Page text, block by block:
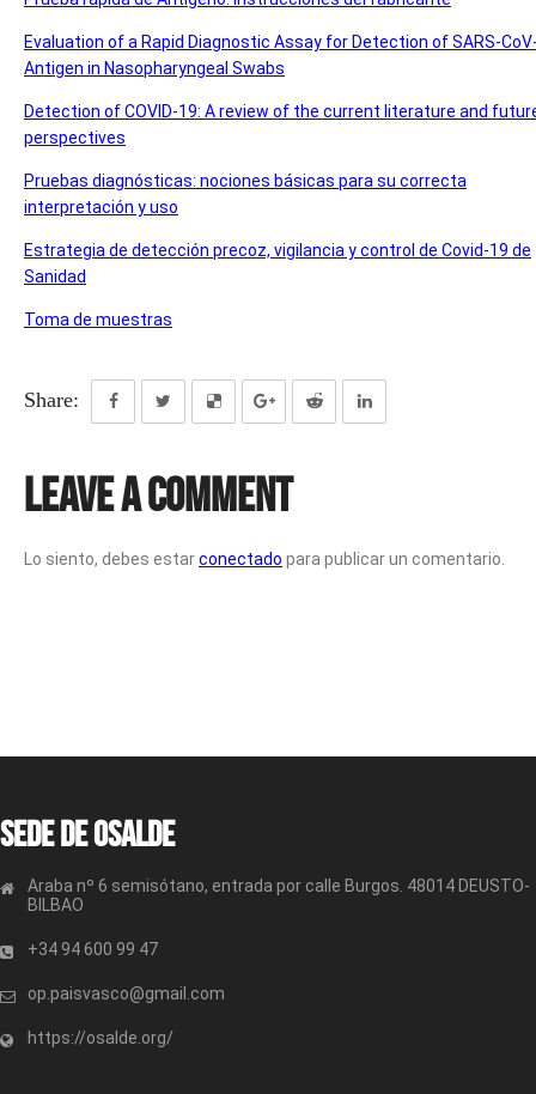
Evaluation of a Rapid Diagnostic Assay for Detection of SARS-
Antigen in Nasopharyngeal Swabs
Detection of COVID-19: A review of the current literature and
perspectives
Pruebas diagnósticas: nociones básicas para su correcta
interpretación y uso
Estrategia de detección precoz, vigilancia y control de Covid-19 de
Sanidad
Toma de muestras
Share:
Leave a Comment
Lo siento, debes estarconectado para publicar un comentario.
Sede de OSALDE
Araba nº 6 semisótano, entrada por calle Burgos. 48014 DEUSTO-
BILBAO
+34 94 600 99 47
op.paisvasco@gmail.com
https://osalde.org/